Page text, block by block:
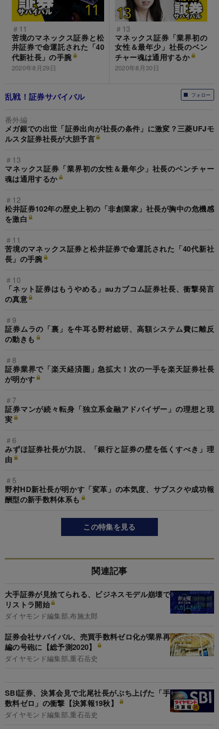
＃11
苦境のマネックス証券と松
井証券で命運託された「40
代新社長」の手腕
2020年8月29日
＃13
マネックス証券「業界初の
女性＆最年少」社長のベン
チャー魂は通用するか
2020年8月30日
フォロー
乱戦！証券サバイバル
番外編
メガ銀での出世「証券出向が社長の条件」に激変？三菱UFJモ
ルスタ証券社長が大胆予言
＃13
マネックス証券「業界初の女性＆最年少」社長のベンチャー
魂は通用するか
＃12
松井証券102年の歴史上初の「非創業家」社長が胸中の危機感
を激白
＃11
苦境のマネックス証券と松井証券で命運託された「40代新社
長」の手腕
＃10
「ネット証券はもうやめる」auカブコム証券社長、衝撃発言
の真意
＃9
証券ムラの「裏」を牛耳る野村総研、高額システム費に離反
の動きも
＃8
証券業界で「楽天経済圏」急拡大！次の一手を楽天証券社長
が明かす
＃7
証券マンが続々転身「独立系金融アドバイザー」の理想と現
実
＃6
みずほ証券社長が力説、「銀行と証券の壁を低くすべき」理
由
＃5
野村HD新社長が明かす「変革」の本気度、サブスクや成功報
酬型の新手数料体系も
この特集を見る
関連記事
大手証券が見捨てられる、ビジネスモデル崩壊で
リストラ開始
ダイヤモンド編集部,布施太郎
証券会社サバイバル、売買手数料ゼロ化が業界再
編の号砲に【総予測2020】
ダイヤモンド編集部,重石岳史
SBI証券、決算会見で北尾社長がぶち上げた「手
数料ゼロ」の衝撃【決算報19秋】
ダイヤモンド編集部,重石岳史